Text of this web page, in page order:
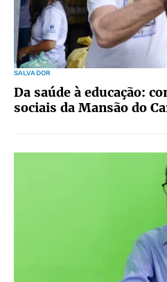
SALVADOR
Da saúde à educação:
sociais da Mansão do